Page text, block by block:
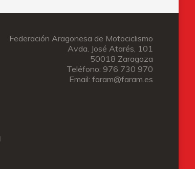
Federación Aragonesa de Motociclismo
Avda. José Atarés, 101
50018 Zaragoza
Teléfono: 976 730 970
Email: faram@faram.es